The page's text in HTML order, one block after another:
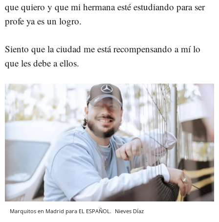
que quiero y que mi hermana esté estudiando para ser
profe ya es un logro.
Siento que la ciudad me está recompensando a mí lo
que les debe a ellos.
Marquitos en Madrid para EL ESPAÑOL. Nieves Díaz